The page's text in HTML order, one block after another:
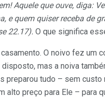
Aquele que ouve, diga:
e quem quiser receba de
22.17). O que significa
O noivo fez um
mas a noiva
preparou tudo – sem custo
alto preço para Ele – para